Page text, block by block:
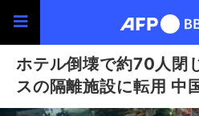
ホテル倒壊で約70人閉
スの隔離施設に転用 中